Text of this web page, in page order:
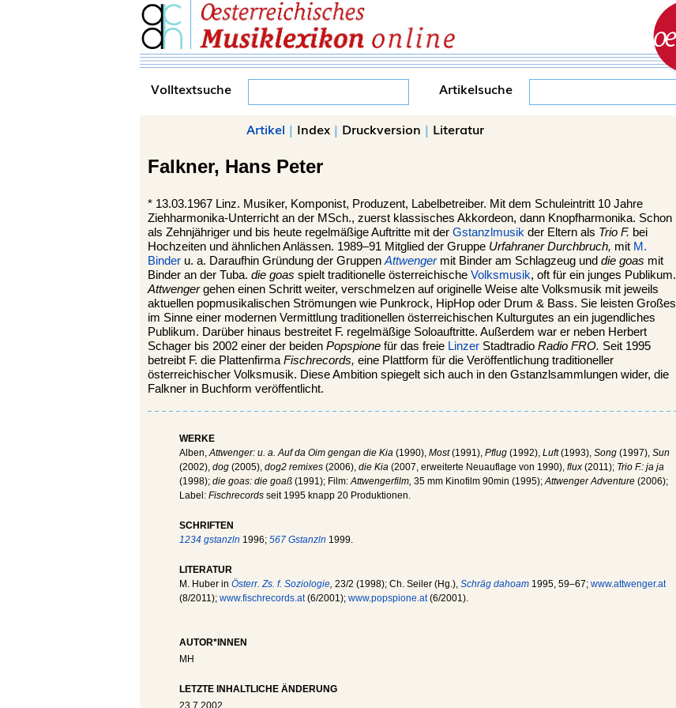
Volltextsuche Artikelsuche
Artikel | Index | Druckversion | Literatur
Falkner, Hans Peter
* 13.03.1967 Linz. Musiker, Komponist, Produzent, Labelbetreiber. Mit dem Schuleintritt 10 Jahre
Ziehharmonika-Unterricht an der MSch., zuerst klassisches Akkordeon, dann Knopfharmonika. Schon
als Zehnjähriger und bis heute regelmäßige Auftritte mit der Gstanzlmusik der Eltern als Trio F. bei
Hochzeiten und ähnlichen Anlässen. 1989–91 Mitglied der Gruppe Urfahraner Durchbruch, mit M.
Binder u. a. Daraufhin Gründung der Gruppen Attwengermit Binder am Schlagzeug und die goas mit
Binder an der Tuba. die goas spielt traditionelle österreichische Volksmusik, oft für ein junges Publikum.
Attwengergehen einen Schritt weiter, verschmelzen auf originelle Weise alte Volksmusik mit jeweils
aktuellen popmusikalischen Strömungen wie Punkrock, HipHop oder Drum & Bass. Sie leisten Großes
im Sinne einer modernen Vermittlung traditionellen österreichischen Kulturgutes an ein jugendliches
Publikum. Darüber hinaus bestreitet F. regelmäßige Soloauftritte. Außerdem war er neben Herbert
Schager bis 2002 einer der beiden Popspione für das freie Linzer Stadtradio Radio FRO. Seit 1995
betreibt F. die Plattenfirma Fischrecords, eine Plattform für die Veröffentlichung traditioneller
österreichischer Volksmusik. Diese Ambition spiegelt sich auch in den Gstanzlsammlungen wider, die
Falkner in Buchform veröffentlicht.
WERKE
Alben,Attwenger: u. a. Auf da Oim gengan die Kia (1990), Most(1991), Pflug (1992), Luft(1993), Song (1997), Sun
(2002), dog (2005), dog2 remixes (2006), die Kia (2007, erweiterte Neuauflage von 1990), flux (2011); Trio F.: ja ja
(1998); die goas: die goaß (1991); Film:Attwengerfilm, 35 mm Kinofilm 90min (1995);Attwenger Adventure (2006);
Label: Fischrecords seit 1995 knapp 20 Produktionen.
SCHRIFTEN
1234 gstanzln 1996; 567 Gstanzln 1999.
LITERATUR
M. Huber in Österr. Zs. f. Soziologie, 23/2 (1998); Ch. Seiler (Hg.), Schräg dahoam 1995, 59–67; www.attwenger.at
(8/2011); www.fischrecords.at(6/2001); www.popspione.at(6/2001).
AUTOR*INNEN
MH
LETZTE INHALTLICHE ÄNDERUNG
23.7.2002